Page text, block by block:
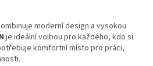
moderní design a vysokou
je ideální volbou pro každého, kdo si
komfortní místo pro práci,